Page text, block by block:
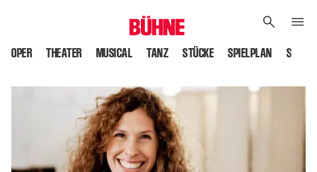
OPER THEATER MUSICAL TANZ STÜCKE SPIELPLAN